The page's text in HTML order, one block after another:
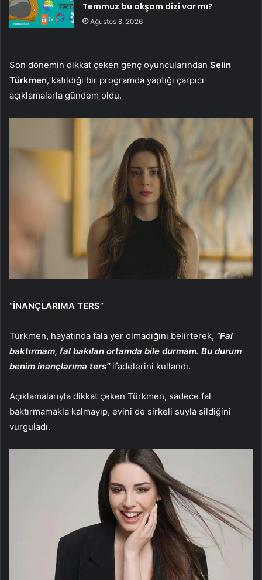
Temmuz bu akşam dizi var mı?
Ağustos 8, 2026
Son dönemin dikkat çeken genç oyuncularından Selin
Türkmen, katıldığı bir programda yaptığı çarpıcı
açıklamalarla gündem oldu.
“İNANÇLARIMA TERS”
Türkmen, hayatında fala yer olmadığını belirterek, “Fal
baktırmam, fal bakılan ortamda bile durmam. Bu durum
benim inançlarıma ters” ifadelerini kullandı.
Açıklamalarıyla dikkat çeken Türkmen, sadece fal
baktırmamakla kalmayıp, evini de sirkeli suyla sildiğini
vurguladı.